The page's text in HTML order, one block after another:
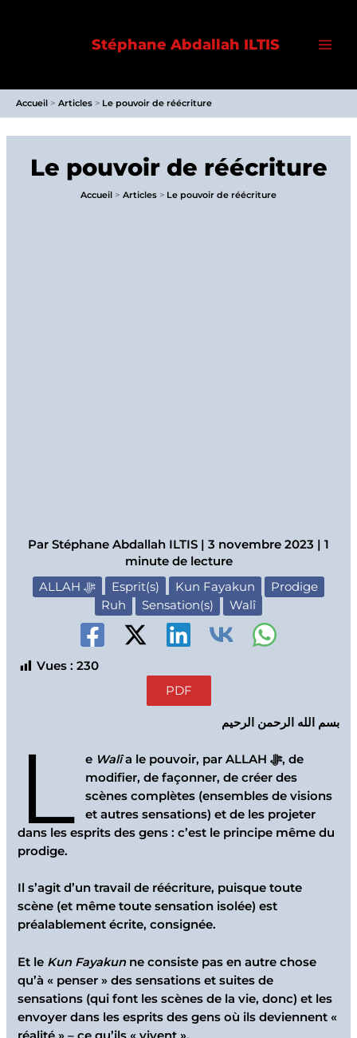
Stéphane Abdallah ILTIS
Accueil Articles Le pouvoir de réécriture
Le pouvoir de réécriture
Accueil Articles Le pouvoir de réécriture
Par Stéphane Abdallah ILTIS | 3 novembre 2023 | 1
minute de lecture
ALLAH ﷻ
Esprit(s) Kun Fayakun
Prodige
Ruh
Sensation(s) Walî
Vues : 230
PDF
بسم الله الرحمن الرحيم
L e Walîa le pouvoir, par ALLAH ﷻ, de
modifier, de façonner, de créer des
scènes complètes (ensembles de visions
et autres sensations) et de les projeter
dans les esprits des gens : c’est le principe même du
prodige.
Il s’agit d’un travail de réécriture, puisque toute
scène (et même toute sensation isolée) est
préalablement écrite, consignée.
Et le Kun Fayakun ne consiste pas en autre chose
qu’à « penser » des sensations et suites de
sensations (qui font les scènes de la vie, donc) et les
envoyer dans les esprits des gens où ils deviennent «